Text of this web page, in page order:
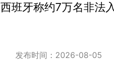
西班牙称约7万名非法
发布时间：2026-08-05